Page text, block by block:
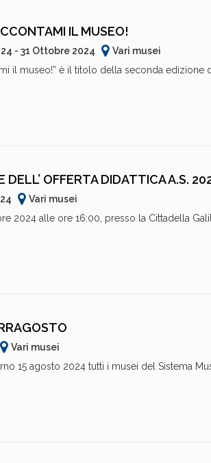
IL MUSEO!
- 31 Ottobre 2024
Vari musei
il museo!” è il titolo della seconda edizione
DELL’ OFFERTA DIDATTICA A.S.
Vari musei
2024 alle ore 16:00, presso la Cittadella
Vari musei
15 agosto 2024 tutti i musei del Sistema